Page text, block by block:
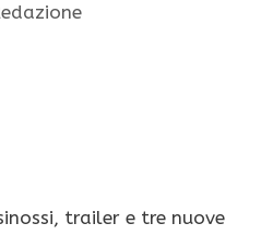
trailer e tre nuove